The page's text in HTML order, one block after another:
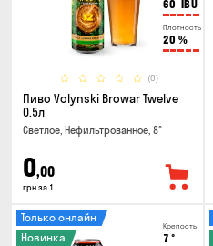
60 IBU
Плотность
20 %
(0)
Пиво Volynski Browar Twelve
0.5л
Светлое, Нефильтрованное, 8°
0,00
грн за 1
Крепость
7 °
Только онлайн
Новинка